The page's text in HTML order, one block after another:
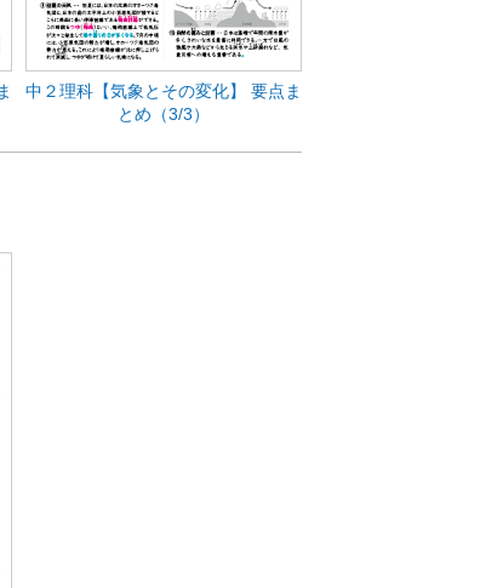
中２理科【気象とその変化】 要点ま
とめ（3/3）